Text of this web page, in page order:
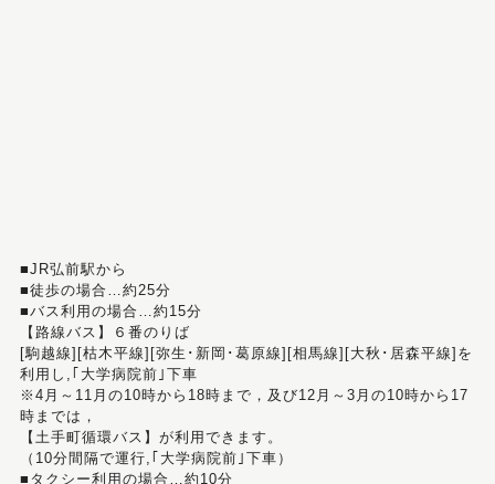
■JR弘前駅から
■徒歩の場合…約25分
■バス利用の場合…約15分
【路線バス】６番のりば
[駒越線][枯木平線][弥生･新岡･葛原線][相馬線][大秋･居森平線]を
利用し,｢大学病院前｣下車
※4月～11月の10時から18時まで，及び12月～3月の10時から17
時までは，
【土手町循環バス】が利用できます。
（10分間隔で運行,｢大学病院前｣下車）
■タクシー利用の場合…約10分